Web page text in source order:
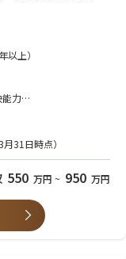
（品質・コスト・納
海外拠点・EMSパー
ンの競争力強化に貢献
渉
推進
最適化
以上）
能力
験
議）
31日時点）
550 万円 ~ 950 万円